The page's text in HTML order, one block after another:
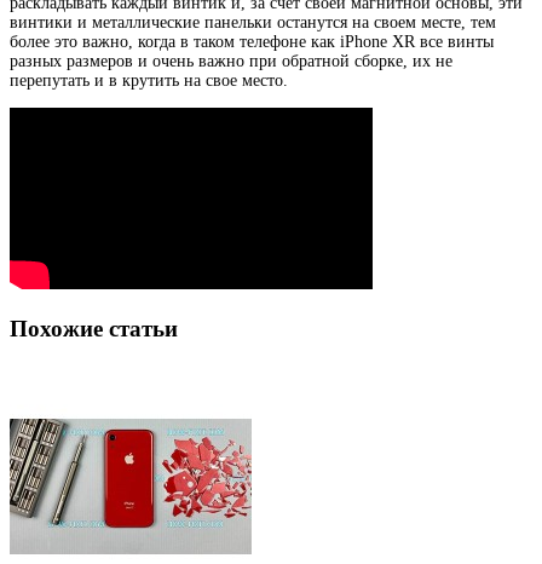
винтики и металлические панельки останутся на своем месте, тем
более это важно, когда в таком телефоне как iPhone XR все винты
разных размеров и очень важно при обратной сборке, их не
перепутать и в крутить на свое место.
Похожие статьи